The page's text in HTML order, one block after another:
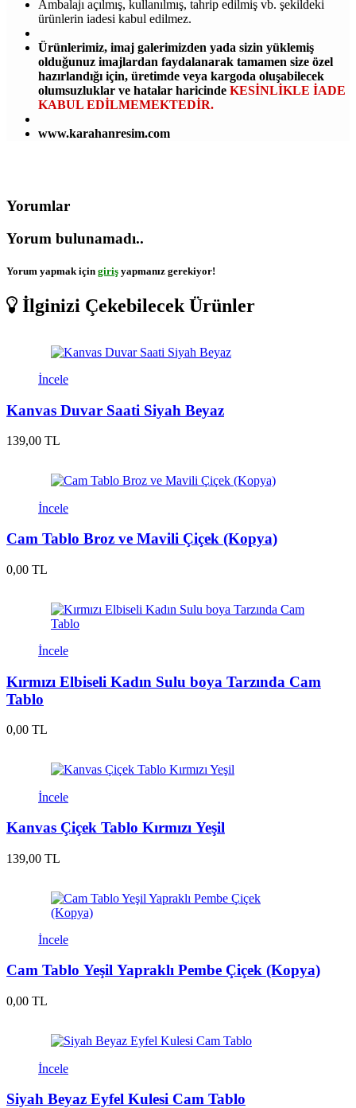
Ambalajı açılmış, kullanılmış, tahrip edilmiş vb. şekildeki
ürünlerin iadesi kabul edilmez.
Ürünlerimiz, imaj galerimizden yada sizin yüklemiş
olduğunuz imajlardan faydalanarak tamamen size özel
hazırlandığı için, üretimde veya kargoda oluşabilecek
olumsuzluklar ve hatalar haricinde KESİNLİKLE İADE
KABUL EDİLMEMEKTEDİR.
www.karahanresim.com
Yorumlar
Yorum bulunamadı..
Yorum yapmak için giriş yapmanız gerekiyor!
İlginizi Çekebilecek Ürünler
İncele
Kanvas Duvar Saati Siyah Beyaz
139,00 TL
İncele
Cam Tablo Broz ve Mavili Çiçek (Kopya)
0,00 TL
İncele
Kırmızı Elbiseli Kadın Sulu boya Tarzında Cam
Tablo
0,00 TL
İncele
Kanvas Çiçek Tablo Kırmızı Yeşil
139,00 TL
İncele
Cam Tablo Yeşil Yapraklı Pembe Çiçek (Kopya)
0,00 TL
İncele
Siyah Beyaz Eyfel Kulesi Cam Tablo